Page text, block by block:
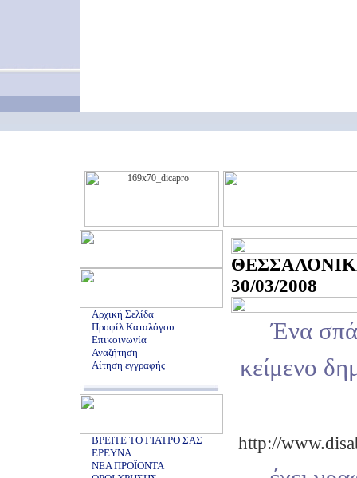
Αρχική Σελίδα
Προφίλ Καταλόγου
Επικοινωνία
Αναζήτηση
Αίτηση εγγραφής
ΒΡΕΙΤΕ ΤΟ ΓΙΑΤΡΟ ΣΑΣ
ΕΡΕΥΝΑ
ΝΕΑ ΠΡΟΪΟΝΤΑ
30/03/2008
Ένα
κείμενο
http://